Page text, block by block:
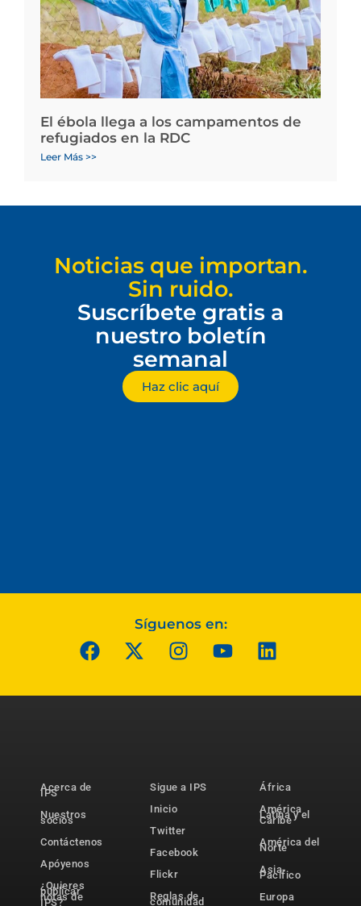
El ébola llega a los campamentos de
refugiados en la RDC
Leer Más >>
Noticias que importan.
Sin ruido.
Suscríbete gratis a
nuestro boletín
semanal
Haz clic aquí
Síguenos en:
Acerca de
IPS
Nuestros
socios
Contáctenos
Apóyenos
¿Quieres
publicar
notas de
IPS?
Sigue a IPS
Inicio
Twitter
Facebook
Flickr
Reglas de
comunidad
África
América
Latina y el
Caribe
América del
Norte
Asia-
Pacífico
Europa